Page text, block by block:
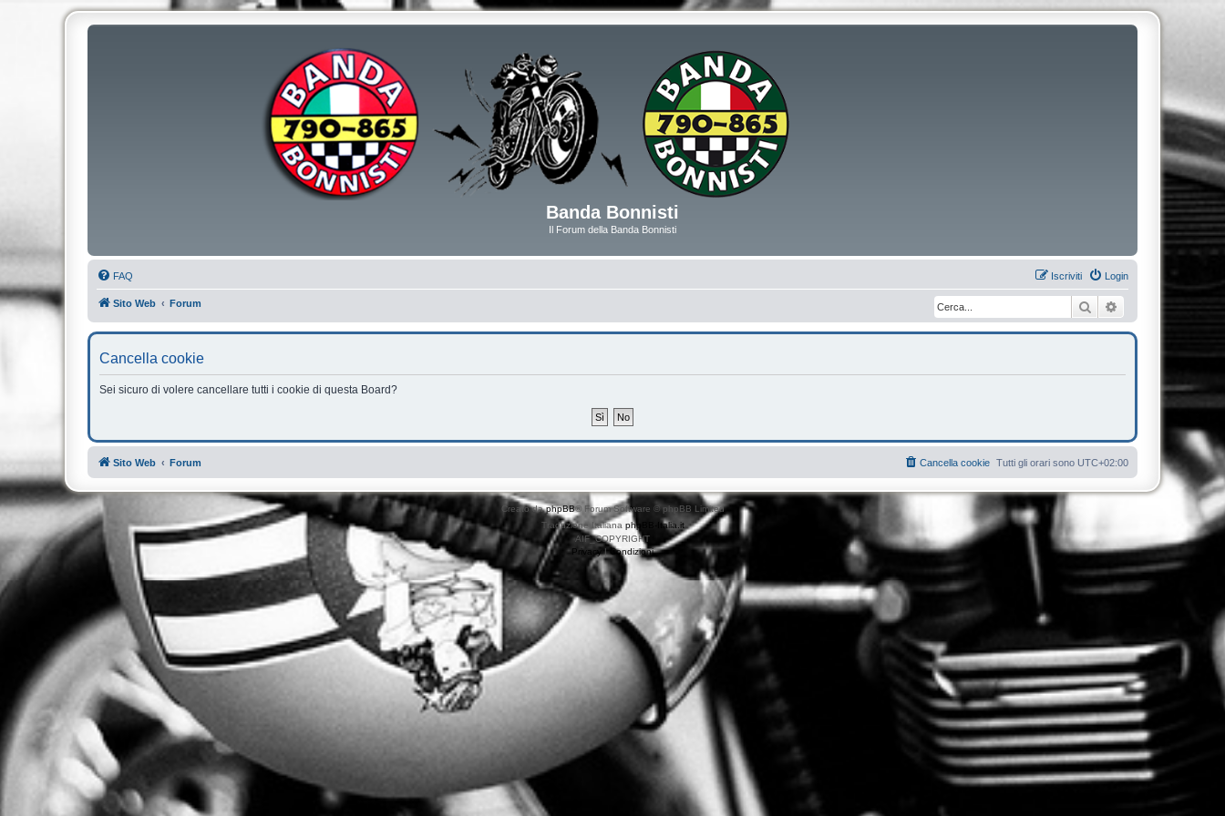
Banda Bonnisti
Il Forum della Banda Bonnisti
FAQ Login
Iscriviti
Sito Web Forum Cerca Ricerca avanzata
Cancella cookie
Sei sicuro di volere cancellare tutti i cookie di questa Board?
Sito Web Forum Tutti gli orari sono UTC+02:00
Cancella cookie
Creato daphpBB® Forum Software © phpBB Limited
Traduzione Italiana phpBB-Italia.it
AIF_COPYRIGHT
Privacy | Condizioni